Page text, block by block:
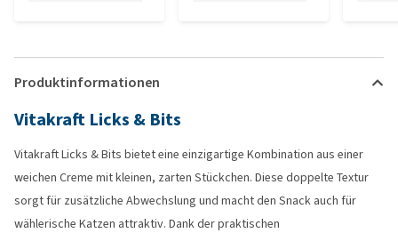
Produktinformationen
Vitakraft Licks & Bits
Vitakraft Licks & Bits bietet eine einzigartige Kombination aus einer
weichen Creme mit kleinen, zarten Stückchen. Diese doppelte Textur
sorgt für zusätzliche Abwechslung und macht den Snack auch für
wählerische Katzen attraktiv. Dank der praktischen